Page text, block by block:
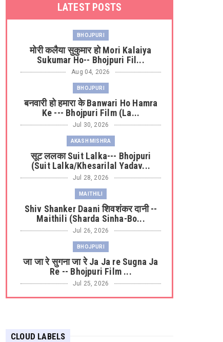
LATEST POSTS
BHOJPURI
मोरी कलैया सुकुमार हो Mori Kalaiya
Sukumar Ho-- Bhojpuri Fil...
Aug 04, 2026
BHOJPURI
बनवारी हो हमारा के Banwari Ho Hamra
Ke --- Bhojpuri Film (La...
Jul 30, 2026
AKASH MISHRA
सूट ललका Suit Lalka--- Bhojpuri
(Suit Lalka/Khesarilal Yadav...
Jul 28, 2026
MAITHILI
Shiv Shanker Daani शिवशंकर दानी --
Maithili (Sharda Sinha-Bo...
Jul 26, 2026
BHOJPURI
जा जा रे सुगना जा रे Ja Ja re Sugna Ja
Re -- Bhojpuri Film ...
Jul 25, 2026
BHOJPURI KAJARI
CLOUD LABELS